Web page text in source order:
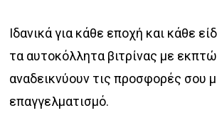
Ιδανικά για κάθε εποχή και κάθε
τα αυτοκόλλητα βιτρίνας με
αναδεικνύουν τις προσφορές σου
επαγγελματισμό.